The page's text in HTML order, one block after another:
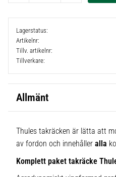
Lagerstatus
Artikelnr
Tillv. artikelnr
Tillverkare
Allmänt
Thules takräcken är lätta att
av fordon och innehåller alla
Komplett paket takräcke